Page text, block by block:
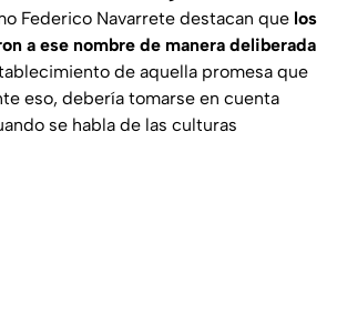
Federico Navarrete destacan que los
a ese nombre de manera deliberada
de aquella promesa que
eso, debería tomarse en cuenta
se habla de las culturas